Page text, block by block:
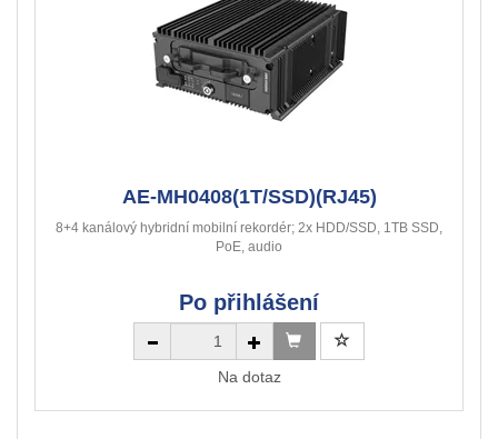
AE-MH0408(1T/SSD)(RJ45)
8+4 kanálový hybridní mobilní rekordér; 2x HDD/SSD, 1TB SSD,
PoE, audio
Po přihlášení
Na dotaz